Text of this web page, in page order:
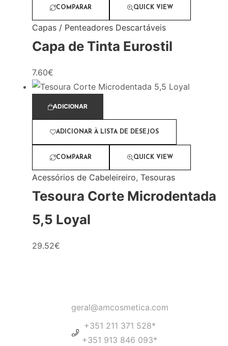
COMPARAR QUICK VIEW
Capas / Penteadores Descartáveis
Capa de Tinta Eurostil
7.60€
ADICIONAR
ADICIONAR À LISTA DE DESEJOS
COMPARAR QUICK VIEW
Acessórios de Cabeleireiro, Tesouras
Tesoura Corte Microdentada
5,5 Loyal
29.52€
geral@amcosmetica.com
+351 211 371 528*
+351 913 846 093*